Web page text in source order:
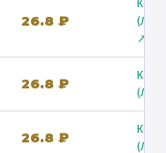
26.8 ₽
↗
26.8 ₽
26.8 ₽